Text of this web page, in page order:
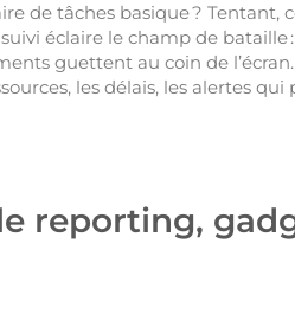
de tâches basique ? Tentant,
éclaire le champ de
guettent au coin de
les délais, les alertes
reporting,